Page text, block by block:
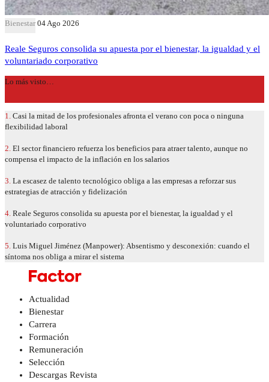
Bienestar 04 Ago 2026
Reale Seguros consolida su apuesta por el bienestar, la igualdad y el
voluntariado corporativo
Lo más visto…
1. Casi la mitad de los profesionales afronta el verano con poca o ninguna
flexibilidad laboral
2. El sector financiero refuerza los beneficios para atraer talento, aunque no
compensa el impacto de la inflación en los salarios
3. La escasez de talento tecnológico obliga a las empresas a reforzar sus
estrategias de atracción y fidelización
4. Reale Seguros consolida su apuesta por el bienestar, la igualdad y el
voluntariado corporativo
5. Luis Miguel Jiménez (Manpower): Absentismo y desconexión: cuando el
síntoma nos obliga a mirar el sistema
Actualidad
Bienestar
Carrera
Formación
Remuneración
Selección
Descargas Revista